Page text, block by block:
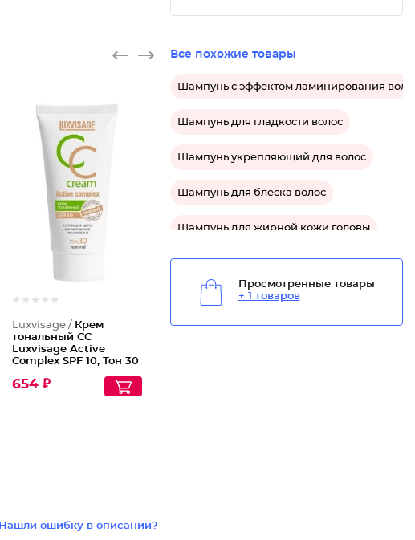
Luxvisage / Крем
тональный CC
Luxvisage Active
Complex SPF 10, Тон 30
654 ₽
Нашли ошибку в описании?
Все похожие товары
Шампунь с эффектом ламинирования
Шампунь для гладкости волос
Шампунь укрепляющий для волос
Шампунь для блеска волос
Шампунь для жирной кожи головы
Средство эффект ламинирования для
Средство кератиновое восстановление
Просмотренные товары
+ 1 товаров